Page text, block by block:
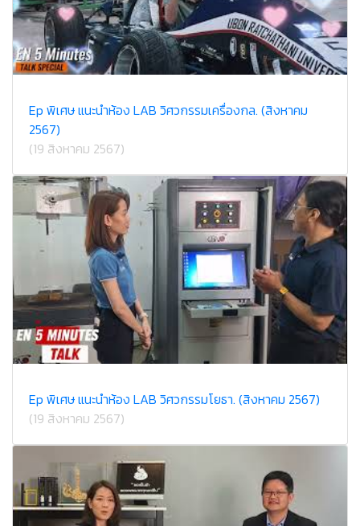
Ep พิเศษ แนะนำห้อง LAB วิศวกรรมเครื่องกล. (สิงหาคม
2567)
(19 สิงหาคม 2567)
Ep พิเศษ แนะนำห้อง LAB วิศวกรรมโยธา. (สิงหาคม 2567)
(19 สิงหาคม 2567)